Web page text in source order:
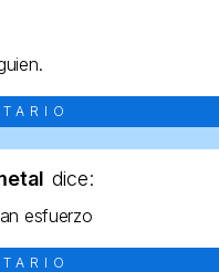
dice:
esfuerzo